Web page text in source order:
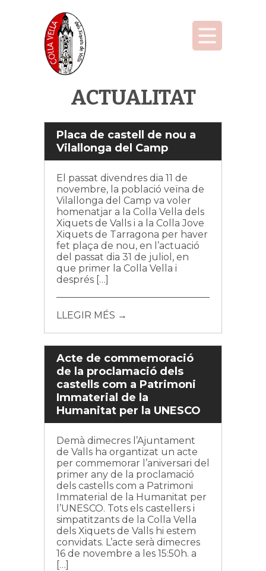
ACTUALITAT
Placa de castell de nou a
Vilallonga del Camp
El passat divendres dia 11 de
novembre, la població veïna de
Vilallonga del Camp va voler
homenatjar a la Colla Vella dels
Xiquets de Valls i a la Colla Jove
Xiquets de Tarragona per haver
fet plaça de nou, en l’actuació
del passat dia 31 de juliol, en
que primer la Colla Vella i
després […]
LLEGIR MÉS →
Acte de commemoració
de la proclamació dels
castells com a Patrimoni
Immaterial de la
Humanitat per la UNESCO
Demà dimecres l’Ajuntament
de Valls ha organtizat un acte
per commemorar l’aniversari del
primer any de la proclamació
dels castells com a Patrimoni
Immaterial de la Humanitat per
l’UNESCO. Tots els castellers i
simpatitzants de la Colla Vella
dels Xiquets de Valls hi estem
convidats. L’acte serà dimecres
16 de novembre a les 15:50h. a
[…]